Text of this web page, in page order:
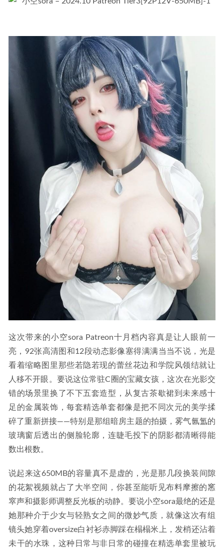
这次带来的小空sora Patreon十月档内容真是让人眼前一
亮，92张高清图和12段动态影像塞得满满当当不说，光是
看着缩略图里那些若隐若现的蕾丝花边和学院风领结就让
人移不开眼。要说这位常驻C圈的宝藏女孩，这次在光影交
错的场景里换了不下五套造型，从复古茶歇裙到未来感十
足的金属装饰，每套精选单套都像是把不同次元的美学揉
碎了重新拼接——特别是那组暗房主题的拍摄，雾气氤氲的
玻璃窗后透出的侧脸轮廓，连睫毛投下的阴影都清晰得能
数出根数。
说起来这650MB的容量真不是虚的，光是那几段换装间隙
的花絮视频就占了大半空间，你甚至能听见布料摩擦的窸
窣声和摄影师调整反光板的动静。要说小空sora最绝的还是
她那种介于少女与轻熟女之间的微妙气质，就像这次有组
镜头她穿着oversize白衬衫赤脚踩在榻榻米上，发梢还沾着
未干的水珠，这种日常与非日常的碰撞在精选单套里被玩